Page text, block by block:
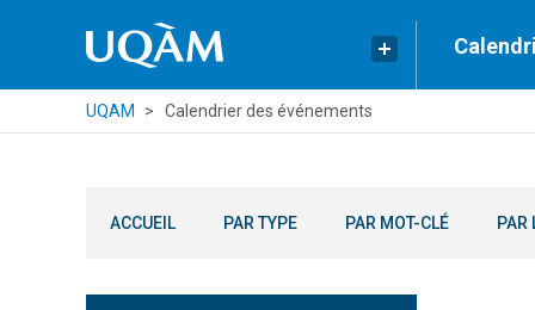
UQAM Calendrier des événements
ACCUEIL PAR TYPE PAR MOT-CLÉ PAR